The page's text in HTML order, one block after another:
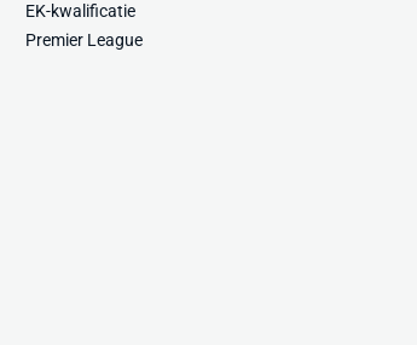
EK-kwalificatie
Premier League